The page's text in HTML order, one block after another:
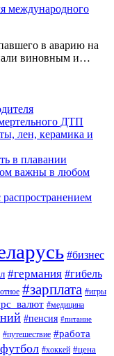
международного
в аварию на
виновным и…
ДТП
лен, керамика и
в плавании
важны в любом
#бизнес
#германия #гибель
#зарплата #игры
#медицина
#пенсия #питание
#путешествие #работа
#хоккей #цена